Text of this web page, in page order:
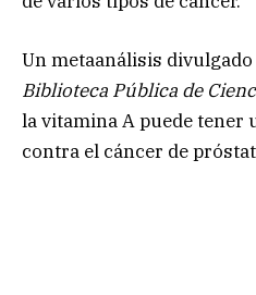
Un metaanálisis
Biblioteca Pública de
la vitamina A puede
contra el cáncer de